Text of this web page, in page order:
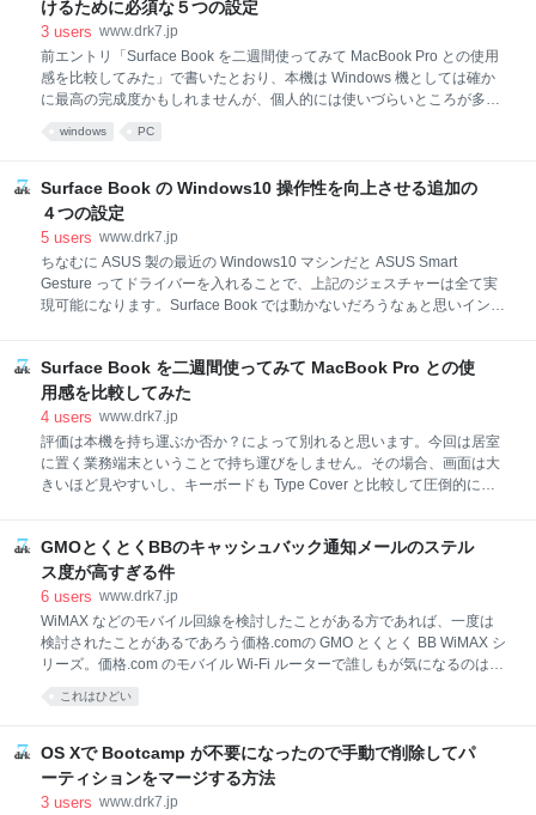
仮定は後ほど書きます。 ところで全録生活をしてる人って意外と周りに
全録生活を一度体験してみたらいいと思う。絶対に後戻りできないこと
を保証します。 全録生活になってから丸 4 年以上経ちますが、
けるために必須な５つの設定
3 users www.drk7.jp
前エントリ「Surface Book を二週間使ってみて MacBook Pro との使用
感を比較してみた」で書いたとおり、本機は Windows 機としては確か
に最高の完成度かもしれませんが、個人的には使いづらいところが多々
込めばまだまだ改良できると思いますが、とりあえず今から紹介する５
つの設定を行うことで Mac OS X 使いの方でも、普段使ってる感覚に近
い操作性の Windows に仕立てあげることができます。 Surface Book の
互換環境として Git for Wi
windows PC
Surface Book の Windows10 操作性を向上させる追加の
４つの設定
5 users www.drk7.jp
ちなむに ASUS 製の最近の Windows10 マシンだと ASUS Smart
Gesture ってドライバーを入れることで、上記のジェスチャーは全て実
現可能になります。Surface Book では動かないだろうなぁと思いインス
で楽なのですが、インストールがめっちゃ苦労したわりには、まぁ結論
として動きませんでした。MultiSwipe が対応しているタッチパッドは
Synaptics Drivers ベースのものらしく、Surface Book はこれじゃないの
で動かんという結果となりました。英語でサポートとやり取りまでした
のに残念です。逆に言えば Synaptics Drivers ベースの Windows10 マシ
ンなら、M
Surface Book を二週間使ってみて MacBook Pro との使
用感を比較してみた
4 users www.drk7.jp
評価は本機を持ち運ぶか否か？によって別れると思います。今回は居室
に置く業務端末ということで持ち運びをしません。その場合、画面は大
きいほど見やすいし、キーボードも Type Cover と比較して圧倒的に
てくるため、Pro4 の方が良いという選択もあるかと思います。 ただ移
動時に膝上において使うことを考えると Surface Book の方が圧倒的に
使いやすい。Pro4 は重心がディスプレイ側にあるため、膝上のように不
安定なところでは安定せず倒れてしまう危険性を伴います。なので個人
的には Surface Book 一択だと思うわけですが、同スペックで比較した
場合に 4-5 万円ほどの価格差があるので、判断は難しいところです。 い
GMOとくとくBBのキャッシュバック通知メールのステル
ス度が高すぎる件
6 users www.drk7.jp
WiMAX などのモバイル回線を検討したことがある方であれば、一度は
検討されたことがあるであろう価格.comの GMO とくとく BB WiMAX シ
リーズ。価格.com のモバイル Wi-Fi ルーターで誰しもが気になるのは、
BB WiMAX シリーズのキャッシュバック金額は際立って高いのが特徴で
た GMO とくとく BB WiMAX ですが、僕もキャッシュバック金額だけで
選択しました。 当然のようにユーザーレビューも熟読したわけですが、
下記３点に対する不満が非常に多かった。僕の感想も交えて記載してお
これはひどい
OS Xで Bootcamp が不要になったので手動で削除してパ
ーティションをマージする方法
3 users www.drk7.jp